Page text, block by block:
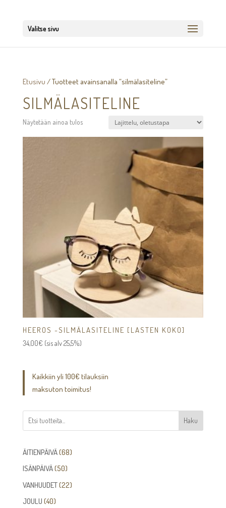
Valitse sivu
Etusivu / Tuotteet avainsanalla “silmälasiteline”
SILMÄLASITELINE
Näytetään ainoa tulos
HEEROS -SILMÄLASITELINE [LASTEN KOKO]
34,00€ (sis alv 25,5%)
Kaikkiin yli 100€ tilauksiin
maksuton toimitus!
Haku
ÄITIENPÄIVÄ 6868
ISÄNPÄIVÄ 5050
tuotetta
VANHUUDET 2222
JOULU 4040